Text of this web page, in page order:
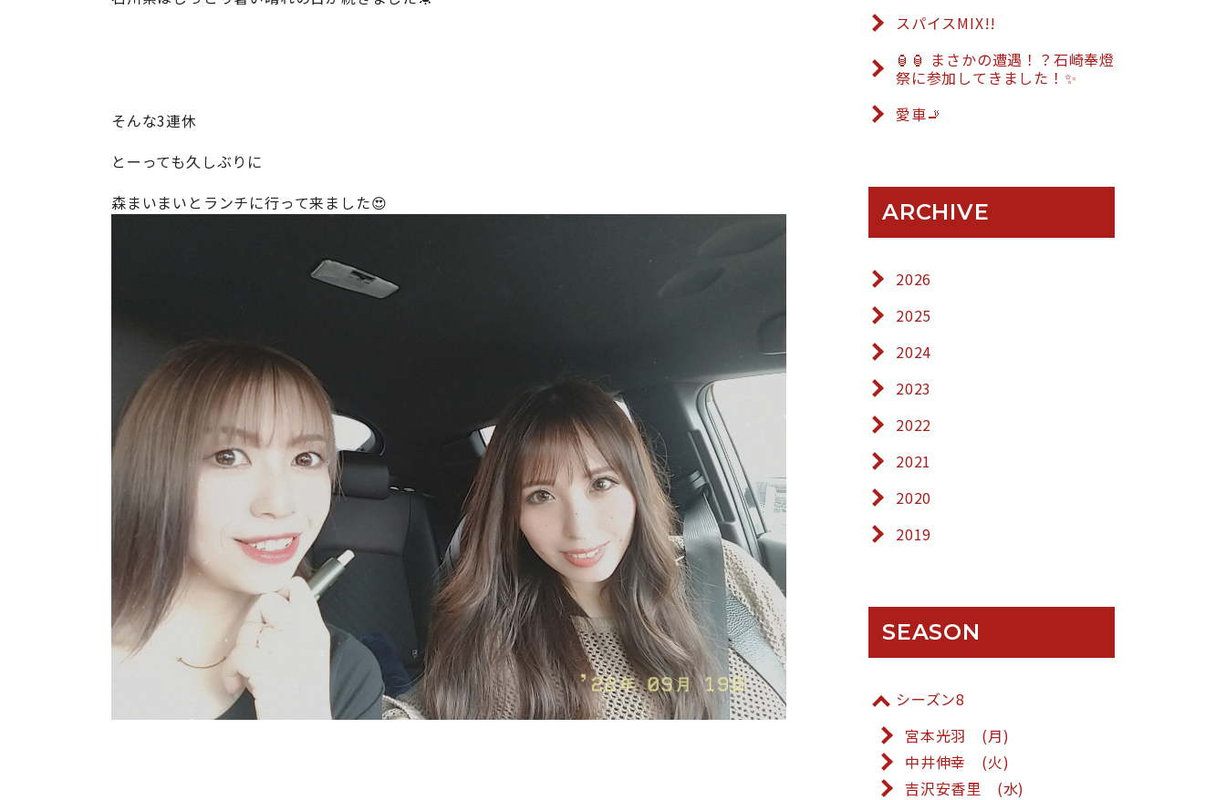
そんな3連休
とーっても久しぶりに
森まいまいとランチに行って来ました😍
スパイスMIX!!
🏮🏮 まさかの遭遇！？石崎奉燈
祭に参加してきました！✨
愛車🚬
ARCHIVE
2026
2025
2024
2023
2022
2021
2020
2019
SEASON
シーズン8
宮本光羽 (月)
中井伸幸 (火)
吉沢安香里 (水)